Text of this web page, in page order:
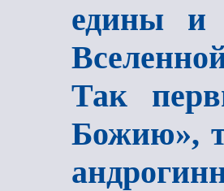
едины и
Так
Божию»,